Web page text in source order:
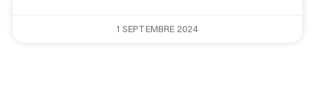
1 SEPTEMBRE 2024